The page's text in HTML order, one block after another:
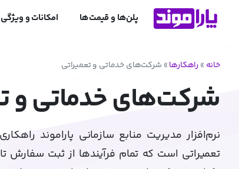
پلن‌ها و قیمت‌ها امکانات و
خانه » راهکارها» شرکت‌های خدماتی و تعمیراتی
شرکت‌های خدماتی و
نرم‌افزار مدیریت منابع سازمانی پاراموند
تعمیراتی است که تمام فرآیندها از ثبت سفارش